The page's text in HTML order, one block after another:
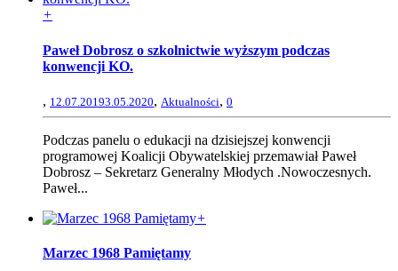
+
Paweł Dobrosz o szkolnictwie wyższym podczas
konwencji KO.
, 12.07.20193.05.2020, Aktualności, 0
Podczas panelu o edukacji na dzisiejszej konwencji
programowej Koalicji Obywatelskiej przemawiał Paweł
Dobrosz – Sekretarz Generalny Młodych .Nowoczesnych.
Paweł...
+
Marzec 1968 Pamiętamy